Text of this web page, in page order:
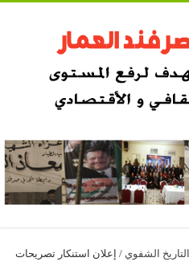
التاريخ الشفوي / إعلان استنكار تصريحات